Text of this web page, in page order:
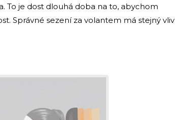
To je dost dlouhá doba na to, abychom
Správné sezení za volantem má stejný vliv